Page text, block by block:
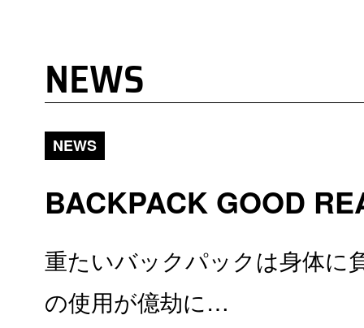
NEWS
NEWS
BACKPACK GOOD
重たいバックパックは身体に
の使用が億劫に…